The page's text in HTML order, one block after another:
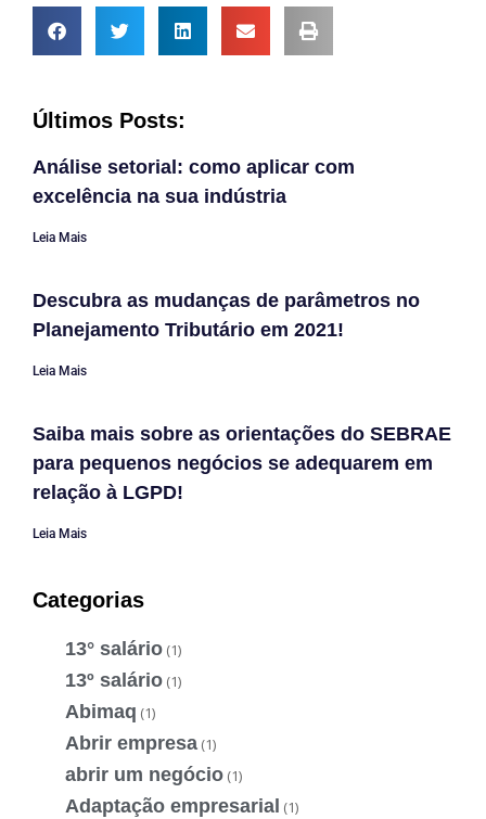
Últimos Posts:
Análise setorial: como aplicar com
excelência na sua indústria
Leia Mais
Descubra as mudanças de parâmetros no
Planejamento Tributário em 2021!
Leia Mais
Saiba mais sobre as orientações do SEBRAE
para pequenos negócios se adequarem em
relação à LGPD!
Leia Mais
Categorias
13° salário (1)
13º salário (1)
Abimaq (1)
Abrir empresa (1)
abrir um negócio (1)
Adaptação empresarial (1)